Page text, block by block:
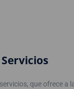
que ofrece